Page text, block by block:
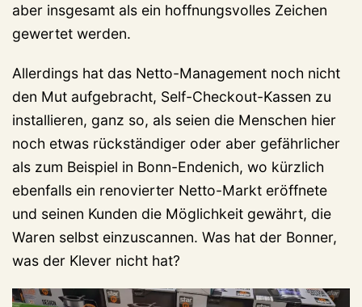
aber insgesamt als ein hoffnungsvolles Zeichen
gewertet werden.
Allerdings hat das Netto-Management noch nicht
den Mut aufgebracht, Self-Checkout-Kassen zu
installieren, ganz so, als seien die Menschen hier
noch etwas rückständiger oder aber gefährlicher
als zum Beispiel in Bonn-Endenich, wo kürzlich
ebenfalls ein renovierter Netto-Markt eröffnete
und seinen Kunden die Möglichkeit gewährt, die
Waren selbst einzuscannen. Was hat der Bonner,
was der Klever nicht hat?